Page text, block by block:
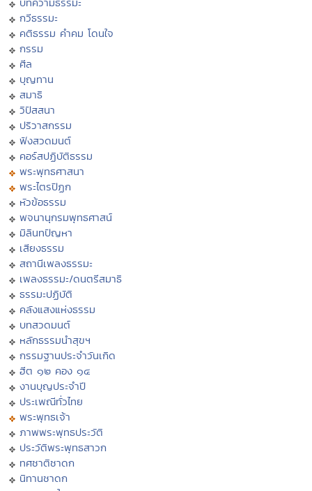
กวีธรรมะ
คติธรรม คำคม โดนใจ
กรรม
ศีล
บุญทาน
สมาธิ
วิปัสสนา
ปริวาสกรรม
ฟังสวดมนต์
คอร์สปฏิบัติธรรม
พระพุทธศาสนา
พระไตรปิฏก
หัวข้อธรรม
พจนานุกรมพุทธศาสน์
มิลินทปัญหา
เสียงธรรม
สถานีเพลงธรรมะ
เพลงธรรมะ/ดนตรีสมาธิ
ธรรมะปฏิบัติ
คลังแสงแห่งธรรม
บทสวดมนต์
หลักธรรมนำสุขฯ
กรรมฐานประจำวันเกิด
ฮีต ๑๒ คอง ๑๔
งานบุญประจำปี
ประเพณีทั่วไทย
พระพุทธเจ้า
ภาพพระพุทธประวัติ
ประวัติพระพุทธสาวก
ทศชาติชาดก
นิทานชาดก